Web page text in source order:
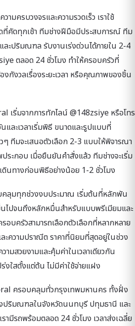
มครบวงจรและความรวดเร็ว เราใช้
ที่คัดทุกเช้า ทีมช่างฝีมือมีประสบการณ์ ทีม
ะปริมณฑล รับงานเร่งด่วนได้ภายใน 2-4
ตลอด 24 ชั่วโมง ทำให้ครอบครัวที่
งกังวลเรื่องระยะเวลา หรือคุณภาพของชิ้น
เริ่มจากการทักไลน์ @148zsiye หรือโทร
ละเวลาเริ่มพิธี ขนาดและรูปแบบที่
ๆ ทีมจะเสนอตัวเลือก 2-3 แบบให้พิจารณา
ระกอบ เมื่อยืนยันคำสั่งแล้ว ทีมช่างจะเริ่ม
นทางก่อนพิธีอย่างน้อย 1-2 ชั่วโมง
ลุมทุกช่วงงบประมาณ เริ่มต้นที่หลักพัน
ไปจนถึงหลักหมื่นสำหรับแบบพรีเมียมและ
อบครัวสามารถเลือกตัวเลือกที่หลากหลาย
ความปราณีต ราคาที่นิยมที่สุดอยู่ในช่วง
มสวยงามและคุ้มค่าในเวลาเดียวกัน
งใสตั้งแต่ต้น ไม่มีค่าใช้จ่ายแฝง
ครอบคลุมทั่วกรุงเทพมหานคร ทั้งฝั่ง
ปริมณฑลในจังหวัดนนทบุรี ปทุมธานี และ
มีรถพร้อมตลอด 24 ชั่วโมง เวลาส่งเฉลี่ย